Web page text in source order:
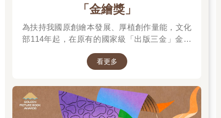
有規律的拍也會活化大腦的愉悅中心，大腦喜歡有韻律、有節奏
的動作。幾乎所有原始民族祭典的舞蹈都是簡單、重複性的動
作，研究發現它有催眠作用。觸摸的好處更多，因此促使很多醫
院把已經退休的護理師找回來坐鎮育嬰室，尤其是每天花時間坐
撫摸的孩子免疫力會增加，可以提早出院。所以行為主義那種
「哭不可以抱，要等到不哭才可以抱」的理論，其實是以前不了
展原理的。
尋求關愛是天性，過度節制會適得其反
「金繪獎」
為扶持我國原創繪本發展、厚植創作量能，文化
部114年起，在原有的國家級「出版三金」金鼎
促進台灣圖文出版的多元發展。獎項分為「特別
「跨域應用獎」、「年度繪本獎」，以及「金繪
大獎」。
看更多